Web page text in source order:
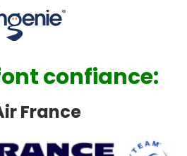
confiance:
France